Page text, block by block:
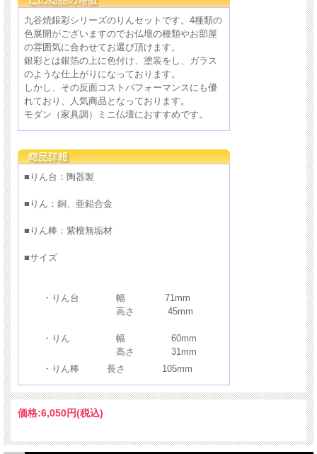
モダン仏具セット（単体）はこちら ＞
九谷焼銀彩シリーズのりんセットです。4種類の
色展開がございますのでお仏壇の種類やお部屋
の雰囲気に合わせてお選び頂けます。
銀彩とは銀箔の上に色付け、塗装をし、ガラス
のような仕上がりになっております。
しかし、その反面コストパフォーマンスにも優
れており、人気商品となっております。
モダン（家具調）ミニ仏壇におすすめです。
■りん台：陶器製
■りん：銅、亜鉛合金
■りん棒：紫檀無垢材
■サイズ
・りん台 幅 71mm
高さ 45mm
・りん 幅 60mm
高さ 31mm
・りん棒 長さ 105mm
価格:6,050円(税込)